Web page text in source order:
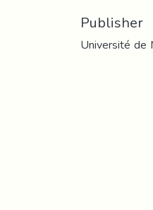
Publisher
Université de